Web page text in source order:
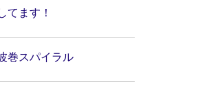
てます！
巻スパイラル